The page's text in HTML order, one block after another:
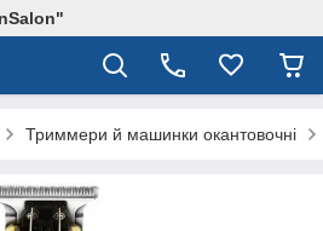
Триммери й машинки окантовочні